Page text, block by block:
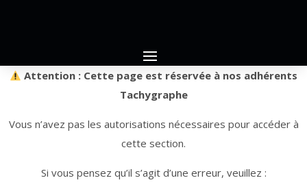
Attention : Cette page est réservée à nos adhérents
Tachygraphe
Vous n’avez pas les autorisations nécessaires pour accéder à
cette section.
Si vous pensez qu’il s’agit d’une erreur, veuillez :